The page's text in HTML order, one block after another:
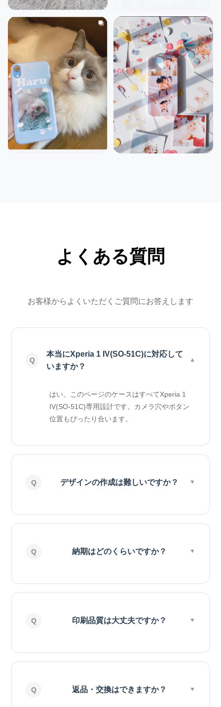
よくある質問
お客様からよくいただくご質問にお答えします
本当にXperia 1 IV(SO-51C)に対応して
いますか？
はい、このページのケースはすべてXperia 1
IV(SO-51C)専用設計です。カメラ穴やボタン
位置もぴったり合います。
デザインの作成は難しいですか？
納期はどのくらいですか？
印刷品質は大丈夫ですか？
返品・交換はできますか？